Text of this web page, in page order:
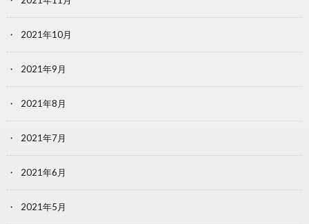
2021年10月
2021年9月
2021年8月
2021年7月
2021年6月
2021年5月